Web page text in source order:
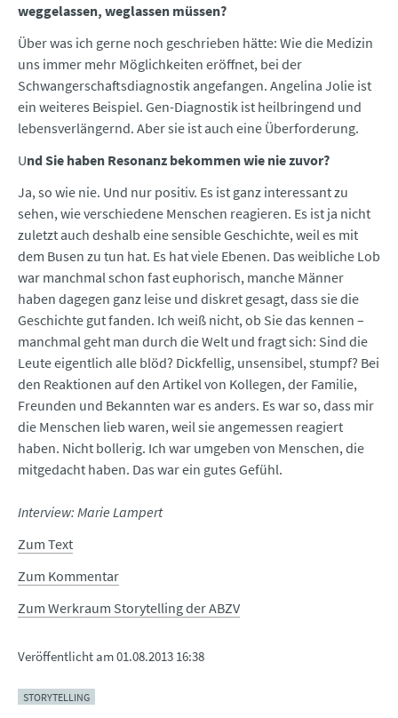
weggelassen, weglassen müssen?
Über was ich gerne noch geschrieben hätte: Wie die Medizin
uns immer mehr Möglichkeiten eröffnet, bei der
Schwangerschaftsdiagnostik angefangen. Angelina Jolie ist
ein weiteres Beispiel. Gen-Diagnostik ist heilbringend und
lebensverlängernd. Aber sie ist auch eine Überforderung.
Und Sie haben Resonanz bekommen wie nie zuvor?
Ja, so wie nie. Und nur positiv. Es ist ganz interessant zu
sehen, wie verschiedene Menschen reagieren. Es ist ja nicht
zuletzt auch deshalb eine sensible Geschichte, weil es mit
dem Busen zu tun hat. Es hat viele Ebenen. Das weibliche Lob
war manchmal schon fast euphorisch, manche Männer
haben dagegen ganz leise und diskret gesagt, dass sie die
Geschichte gut fanden. Ich weiß nicht, ob Sie das kennen –
manchmal geht man durch die Welt und fragt sich: Sind die
Leute eigentlich alle blöd? Dickfellig, unsensibel, stumpf? Bei
den Reaktionen auf den Artikel von Kollegen, der Familie,
Freunden und Bekannten war es anders. Es war so, dass mir
die Menschen lieb waren, weil sie angemessen reagiert
haben. Nicht bollerig. Ich war umgeben von Menschen, die
mitgedacht haben. Das war ein gutes Gefühl.
Interview: Marie Lampert
Zum Text
Zum Kommentar
Zum Werkraum Storytelling der ABZV
Veröffentlicht am01.08.2013 16:38
STORYTELLING